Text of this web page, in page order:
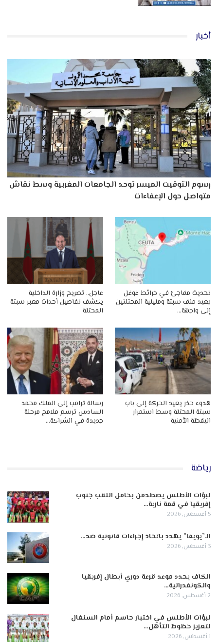
أخبار
رسوم التوقيت الميسر توحد الجامعات المغربية وسط نقاش
متواصل حول الإعفاءات
تحديث مفاجئ في خرائط غوغل
يعيد ملف سبتة ومليلية المحتلتين
إلى واجهة…
عاجل.. تصريح وزارة الداخلية
يكشف تفاصيل أحداث معبر سبتة
المحتلة
هدوء حذر يعيد الحركة إلى باب
سبتة المحتلة وسط استمرار
اليقظة الأمنية
رسالة ترامب إلى الملك محمد
السادس ترسم ملامح مرحلة
جديدة في الشراكة…
رياضة
لبؤات الأطلس يصطدمن بحامل اللقب جنوب
إفريقيا في قمة نارية…
5 أغسطس, 2026
الـ”يويفا” يهدد باتخاذ إجراءات قانونية ضد…
3 أغسطس, 2026
الكاف يحدد موعد قرعة دوري أبطال إفريقيا
والكونفدرالية…
2 أغسطس, 2026
لبؤات الأطلس في اختبار حاسم أمام السنغال
لتعزيز حظوظ التأهل…
1 أغسطس, 2026